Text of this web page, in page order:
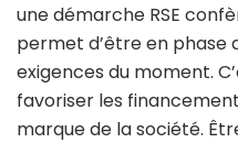
une démarche RSE
permet d’être en phase
exigences du moment.
favoriser les
marque de la société.